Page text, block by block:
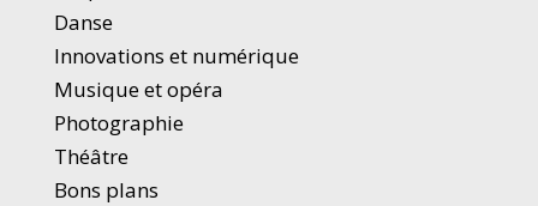
Danse
Innovations et numérique
Musique et opéra
Photographie
Théâtre
Bons plans